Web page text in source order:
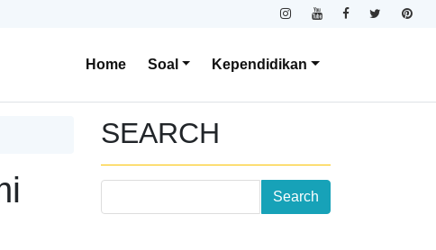
Home Soal Kependidikan
SEARCH